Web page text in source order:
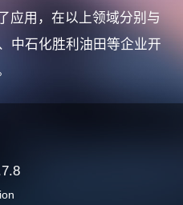
应用，在以上领域分别与
中石化胜利油田等企业开
7.8